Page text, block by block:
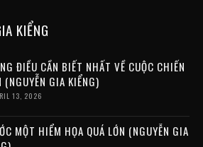
KIỂNG
ĐIỀU CẦN BIẾT NHẤT VỀ CUỘC CHIẾN
(NGUYỄN GIA KIỂNG)
13, 2026
MỘT HIỂM HỌA QUÁ LỚN (NGUYỄN GIA